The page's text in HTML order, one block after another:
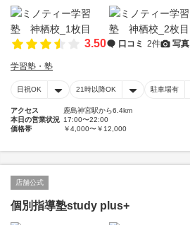
3.50 口コミ 2件 写真
学習塾・塾
日祝OK 21時以降OK 駐車場有
アクセス
鹿島神宮駅から6.4km
本日の営業状況 17:00〜22:00
価格帯
￥4,000〜￥12,000
店舗公式
個別指導塾study plus+